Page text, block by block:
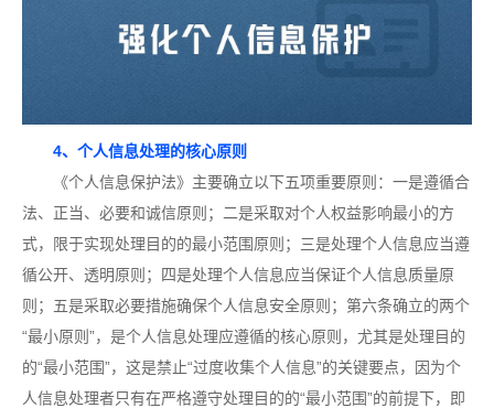
4、个人信息处理的核心原则
《个人信息保护法》主要确立以下五项重要原则：一是遵循合
法、正当、必要和诚信原则；二是采取对个人权益影响最小的方
式，限于实现处理目的的最小范围原则；三是处理个人信息应当遵
循公开、透明原则；四是处理个人信息应当保证个人信息质量原
则；五是采取必要措施确保个人信息安全原则；第六条确立的两个
“最小原则”，是个人信息处理应遵循的核心原则，尤其是处理目的
的“最小范围”，这是禁止“过度收集个人信息”的关键要点，因为个
人信息处理者只有在严格遵守处理目的的“最小范围”的前提下，即